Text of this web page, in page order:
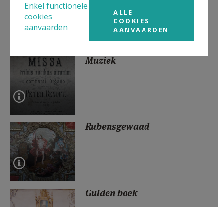
Muziek
Rubensgewaad
Gulden boek
Enkel functionele
cookies
aanvaarden
ALLE
COOKIES
AANVAARDEN